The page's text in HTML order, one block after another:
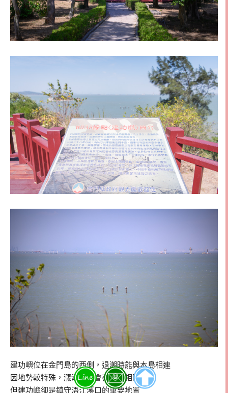
建功嶼位在金門島的西側，退潮時能與本島相連
因地勢較特殊，漲潮時，會有大海相阻隔
但建功嶼卻是鎮守浯江溪口的重要地置